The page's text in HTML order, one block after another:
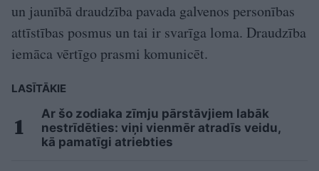
un jaunībā draudzība pavada galvenos personības
attīstības posmus un tai ir svarīga loma. Draudzība
iemāca vērtīgo prasmi komunicēt.
LASĪTĀKIE
Ar šo zodiaka zīmju pārstāvjiem labāk
nestrīdēties: viņi vienmēr atradīs veidu,
kā pamatīgi atriebties